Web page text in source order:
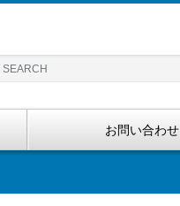
お問い合わせ